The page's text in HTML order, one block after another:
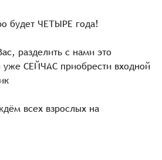
будет ЧЕТЫРЕ года!
разделить с нами это
уже СЕЙЧАС приобрести входной
всех взрослых на